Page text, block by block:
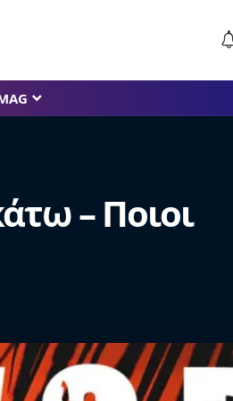
– Ποιοι